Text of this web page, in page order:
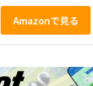
Amazonで見る